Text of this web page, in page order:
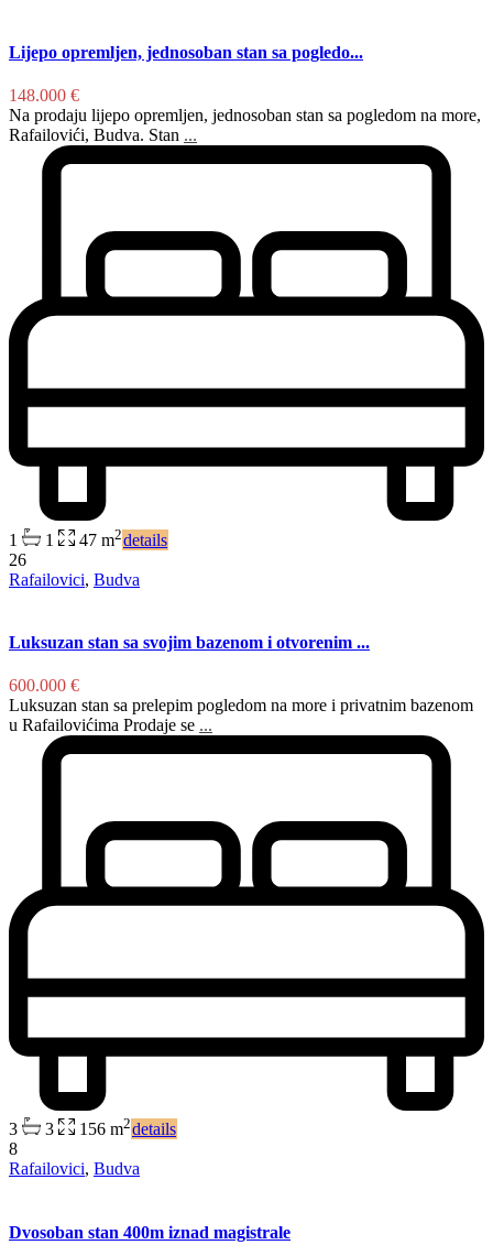
Lijepo opremljen, jednosoban stan sa pogledo...
148.000 €
Na prodaju lijepo opremljen, jednosoban stan sa pogledom na more,
Rafailovići, Budva. Stan ...
1 1 47 m2details
26
Rafailovici, Budva
Luksuzan stan sa svojim bazenom i otvorenim ...
600.000 €
Luksuzan stan sa prelepim pogledom na more i privatnim bazenom
u Rafailovićima Prodaje se ...
3 3 156 m2details
8
Rafailovici, Budva
Dvosoban stan 400m iznad magistrale